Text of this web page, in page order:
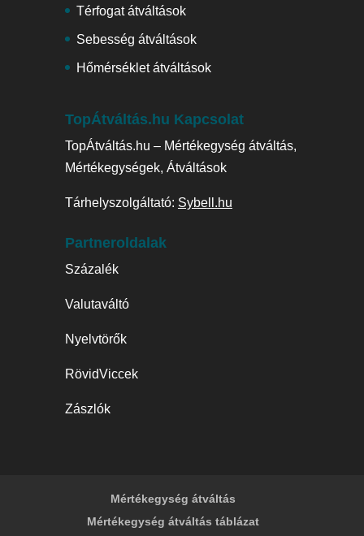
Térfogat átváltások
Sebesség átváltások
Hőmérséklet átváltások
TopÁtváltás.hu Kapcsolat
TopÁtváltás.hu – Mértékegység átváltás,
Mértékegységek, Átváltások
Tárhelyszolgáltató: Sybell.hu
Partneroldalak
Százalék
Valutaváltó
Nyelvtörők
RövidViccek
Zászlók
Mértékegység átváltás
Mértékegység átváltás táblázat